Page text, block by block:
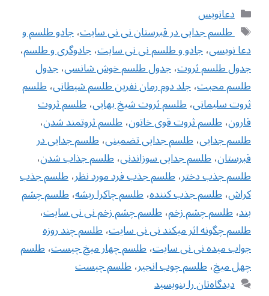
دسته‌ها
دعانویس
برچسب‌ها
‌ طلسم جدایی در قبرستان نی نی سایت،جادو طلسم و
دعا نویسی،جادو و طلسم نی نی سایت،جادوگری و طلسم،
جدول طلسم ثروت،جدول طلسم خوش شانسی،جدول
طلسم محبت،جلد دوم رمان نفرین طلسم شیطانی،طلسم
ثروت سلیمانی،طلسم ثروت شیخ بهایی،طلسم ثروت
قارون،طلسم ثروت قوی خاتون،طلسم ثروتمند شدن،
طلسم جدایی،طلسم جدایی تضمینی،طلسم جدایی در
قبرستان،طلسم جدایی سوزاندنی،طلسم جذاب شدن،
طلسم جذب دختر،طلسم جذب فرد مورد نظر،طلسم جذب
کراش،طلسم جذب کننده،طلسم چاکرا ریشه،طلسم چشم
بند،طلسم چشم زخم،طلسم چشم زخم نی نی سایت،
طلسم چگونه اثر میکند نی نی سایت،طلسم چند روزه
جواب میده نی نی سایت،طلسم چهار میخ چیست،طلسم
چهل میخ،طلسم چوب انجیر،طلسم چیست
دیدگاه‌تان را بنویسید